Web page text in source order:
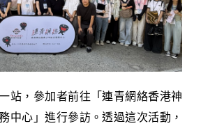
站，參加者前往「連青網絡香港神
中心」進行參訪。透過這次活動，